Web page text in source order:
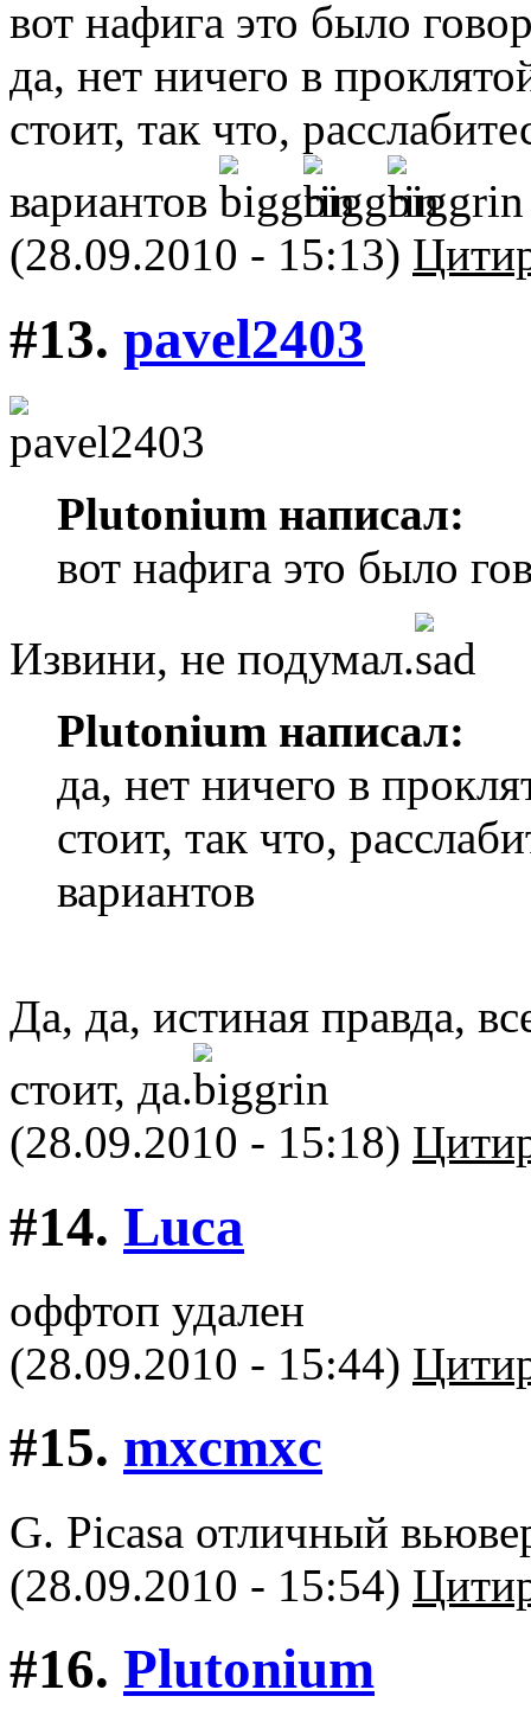
вот нафига это было
да, нет ничего в
стоит, так что,
вариантов
(28.09.2010 - 15:13)
#13. pavel2403
Plutonium написал:
вот нафига это было
Извини, не подумал.
Plutonium написал:
да, нет ничего в
стоит, так что,
вариантов
Да, да, истиная правда,
стоит, да.
(28.09.2010 - 15:18)
#14. Luca
оффтоп удален
(28.09.2010 - 15:44)
#15. mxcmxc
G. Picasa отличный
(28.09.2010 - 15:54)
#16. Plutonium